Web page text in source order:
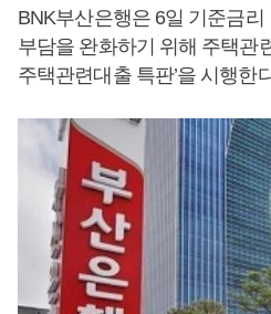
BNK부산은행은 6일 기준금
부담을 완화하기 위해 주택관
주택관련대출 특판’을 시행한